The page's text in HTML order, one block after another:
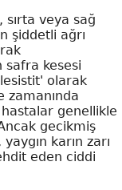
sırta veya sağ
şiddetli ağrı
kesesi
olarak
zamanında
genellikle
gecikmiş
karın zarı
eden ciddi